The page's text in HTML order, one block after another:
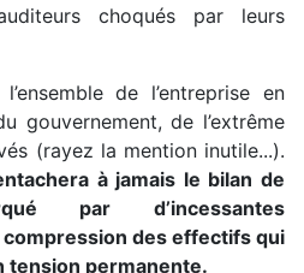
choqués par leurs
de l’entreprise en
gouvernement, de l’extrême
(rayez la mention inutile...).
à jamais le bilan de
par d’incessantes
des effectifs qui
tension permanente.